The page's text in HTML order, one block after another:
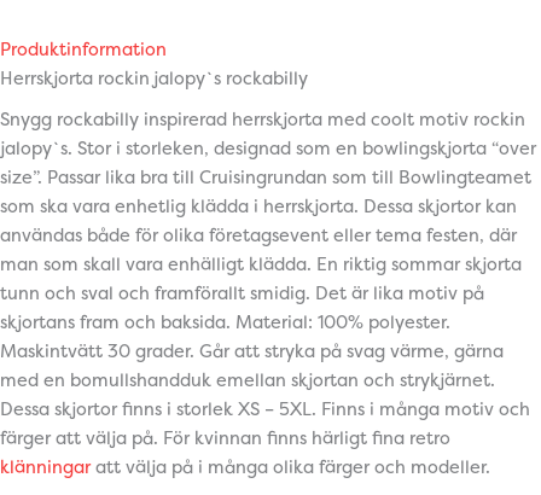
Produktinformation
Herrskjorta rockin jalopy`s rockabilly
Snygg rockabilly inspirerad herrskjorta med coolt motiv rockin
jalopy`s. Stor i storleken, designad som en bowlingskjorta “over
size”. Passar lika bra till Cruisingrundan som till Bowlingteamet
som ska vara enhetlig klädda i herrskjorta. Dessa skjortor kan
användas både för olika företagsevent eller tema festen, där
man som skall vara enhälligt klädda. En riktig sommar skjorta
tunn och sval och framförallt smidig. Det är lika motiv på
skjortans fram och baksida. Material: 100% polyester.
Maskintvätt 30 grader. Går att stryka på svag värme, gärna
med en bomullshandduk emellan skjortan och strykjärnet.
Dessa skjortor finns i storlek XS – 5XL. Finns i många motiv och
färger att välja på. För kvinnan finns härligt fina retro
klänningaratt välja på i många olika färger och modeller.